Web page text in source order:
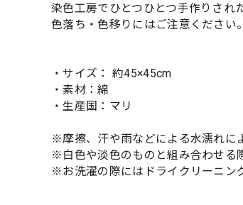
染色工房でひとつひとつ手作りされ
色落ち・色移りにはご注意ください。
・サイズ： 約45×45cm
・素材：綿
・生産国：マリ
※摩擦、汗や雨などによる水濡れに
※白色や淡色のものと組み合わせる
※お洗濯の際にはドライクリーニン